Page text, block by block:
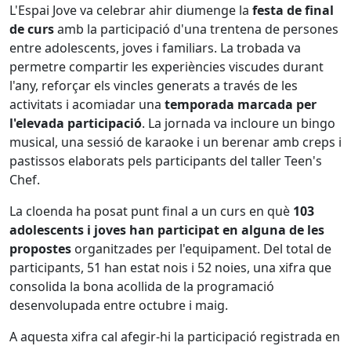
L'Espai Jove va celebrar ahir diumenge la festa de final
de cursamb la participació d'una trentena de persones
entre adolescents, joves i familiars. La trobada va
permetre compartir les experiències viscudes durant
l'any, reforçar els vincles generats a través de les
activitats i acomiadar una temporada marcada per
l'elevada participació. La jornada va incloure un bingo
musical, una sessió de karaoke i un berenar amb creps i
pastissos elaborats pels participants del taller Teen's
Chef.
La cloenda ha posat punt final a un curs en què 103
adolescents i joves han participat en alguna de les
propostes organitzades per l'equipament. Del total de
participants, 51 han estat nois i 52 noies, una xifra que
consolida la bona acollida de la programació
desenvolupada entre octubre i maig.
A aquesta xifra cal afegir-hi la participació registrada en